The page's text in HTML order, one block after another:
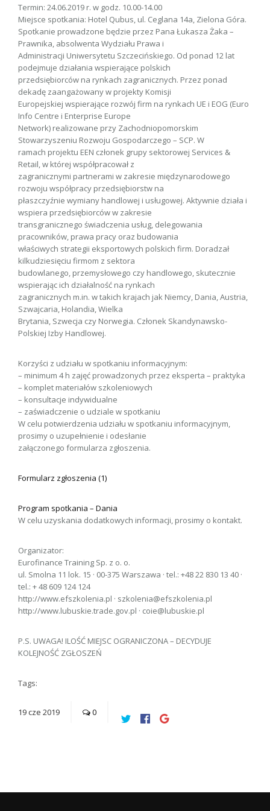
Termin: 24.06.2019 r. w godz. 10.00-14.00
Miejsce spotkania: Hotel Qubus, ul. Ceglana 14a, Zielona Góra.
Spotkanie prowadzone będzie przez Pana Łukasza Żaka –
Prawnika, absolwenta Wydziału Prawa i
Administracji Uniwersytetu Szczecińskiego. Od ponad 12 lat
podejmuje działania wspierające polskich
przedsiębiorców na rynkach zagranicznych. Przez ponad
dekadę zaangażowany w projekty Komisji
Europejskiej wspierające rozwój firm na rynkach UE i EOG (Euro
Info Centre i Enterprise Europe
Network) realizowane przy Zachodniopomorskim
Stowarzyszeniu Rozwoju Gospodarczego – SCP. W
ramach projektu EEN członek grupy sektorowej Services &
Retail, w której współpracował z
zagranicznymi partnerami w zakresie międzynarodowego
rozwoju współpracy przedsiębiorstw na
płaszczyźnie wymiany handlowej i usługowej. Aktywnie działa i
wspiera przedsiębiorców w zakresie
transgranicznego świadczenia usług, delegowania
pracowników, prawa pracy oraz budowania
właściwych strategii eksportowych polskich firm. Doradzał
kilkudziesięciu firmom z sektora
budowlanego, przemysłowego czy handlowego, skutecznie
wspierając ich działalność na rynkach
zagranicznych m.in. w takich krajach jak Niemcy, Dania, Austria,
Szwajcaria, Holandia, Wielka
Brytania, Szwecja czy Norwegia. Członek Skandynawsko-
Polskiej Izby Handlowej.
Korzyści z udziału w spotkaniu informacyjnym:
– minimum 4 h zajęć prowadzonych przez eksperta – praktyka
– komplet materiałów szkoleniowych
– konsultacje indywidualne
– zaświadczenie o udziale w spotkaniu
W celu potwierdzenia udziału w spotkaniu informacyjnym,
prosimy o uzupełnienie i odesłanie
załączonego formularza zgłoszenia.
Formularz zgłoszenia (1)
Program spotkania – Dania
W celu uzyskania dodatkowych informacji, prosimy o kontakt.
Organizator:
Eurofinance Training Sp. z o. o.
ul. Smolna 11 lok. 15 · 00-375 Warszawa · tel.: +48 22 830 13 40 ·
tel.: + 48 609 124 124
http://www.efszkolenia.pl · szkolenia@efszkolenia.pl
http://www.lubuskie.trade.gov.pl · coie@lubuskie.pl
P.S. UWAGA! ILOŚĆ MIEJSC OGRANICZONA – DECYDUJE
KOLEJNOŚĆ ZGŁOSZEŃ
Tags:
19cze 2019 0